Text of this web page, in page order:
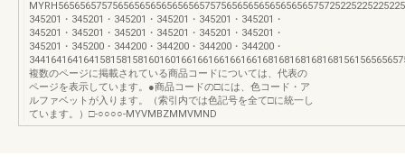
345201・345201・345201・345201・345201・345201・
345201・345201・345201・345201・345201・345201・
345201・345200・344200・344200・344200・344200・
複数のページに掲載されている商品コードについては、代表の
ページを表示しています。●商品コードの□には、色コード・ア
ルファベットが入ります。（索引内では色記号を全て□に統一し
ています。）□-○○○○-MYVMBZMMVMND